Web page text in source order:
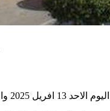
وتتراوح بين 18 و 22 درجة